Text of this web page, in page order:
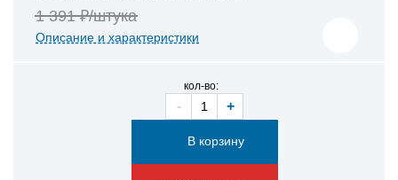
1 391 ₽/штука
Описание и характеристики
кол-во:
- +